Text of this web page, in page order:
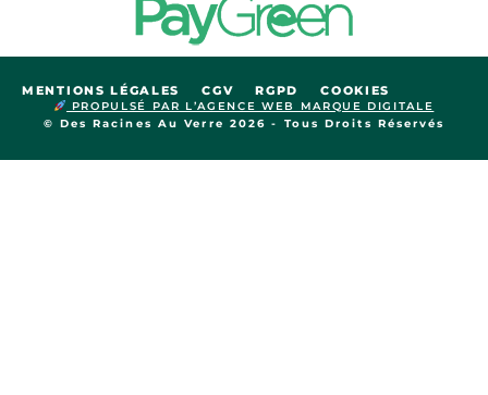
© Des Racines Au Verre 2026 - Tous Droits Réservés
PROPULSÉ PAR L’AGENCE WEB MARQUE DIGITALE
MENTIONS LÉGALES CGV RGPD COOKIES